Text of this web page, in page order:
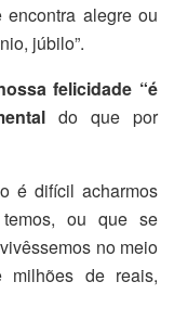
alegre ou
júbilo”.
felicidade “é
do que por
é difícil acharmos
ou que se
no meio
milhões de reais,